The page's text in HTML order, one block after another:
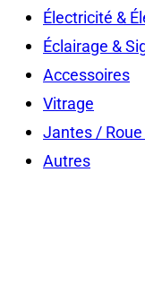
Électricité &
Éclairage &
Accessoires
Vitrage
Jantes /
Autres